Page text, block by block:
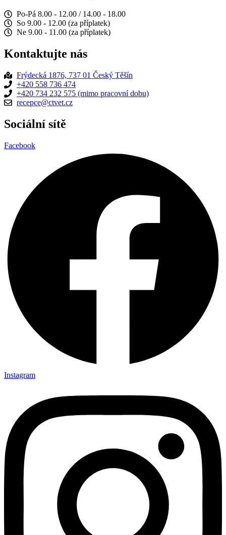
Po-Pá 8.00 - 12.00 / 14.00 - 18.00
So 9.00 - 12.00 (za příplatek)
Ne 9.00 - 11.00 (za příplatek)
Kontaktujte nás
Frýdecká 1876, 737 01 Český Těšín
+420 558 736 474
+420 734 232 575 (mimo pracovní dobu)
recepce@ctvet.cz
Sociální sítě
Facebook
Instagram